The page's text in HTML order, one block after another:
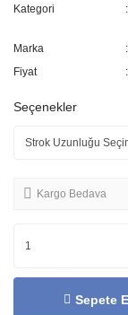
Kategori
Marka
Fiyat
Seçenekler
Kargo Bedava
Sepete